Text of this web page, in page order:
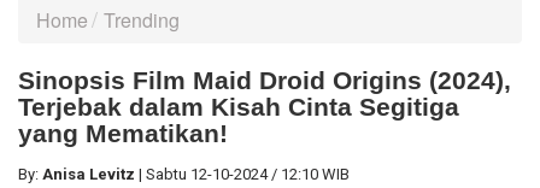
Home Trending
Sinopsis Film Maid Droid Origins (2024),
Terjebak dalam Kisah Cinta Segitiga
yang Mematikan!
By: Anisa Levitz | Sabtu 12-10-2024 / 12:10 WIB